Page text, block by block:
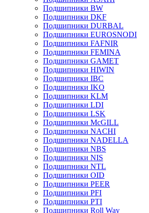
Подшипники BW
Подшипники DKF
Подшипники DURBAL
Подшипники EUROSNODI
Подшипники FAFNIR
Подшипники FEMINA
Подшипники GAMET
Подшипники HIWIN
Подшипники IBC
Подшипники IKO
Подшипники KLM
Подшипники LDI
Подшипники LSK
Подшипники McGILL
Подшипники NACHI
Подшипники NADELLA
Подшипники NBS
Подшипники NIS
Подшипники NTL
Подшипники OID
Подшипники PEER
Подшипники PFI
Подшипники PTI
Подшипники Roll Way